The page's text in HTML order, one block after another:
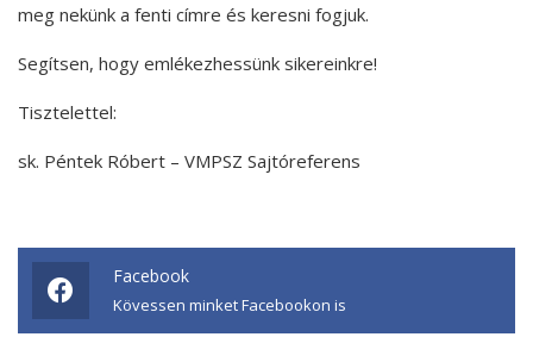
meg nekünk a fenti címre és keresni fogjuk.
Segítsen, hogy emlékezhessünk sikereinkre!
Tisztelettel:
sk. Péntek Róbert – VMPSZ Sajtóreferens
Facebook
Kövessen minket Facebookon is